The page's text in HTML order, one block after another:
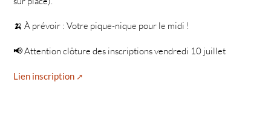
🍌 À prévoir : Votre pique-nique pour le midi !
📢 Attention clôture des inscriptions vendredi 10 juillet
Lien inscription